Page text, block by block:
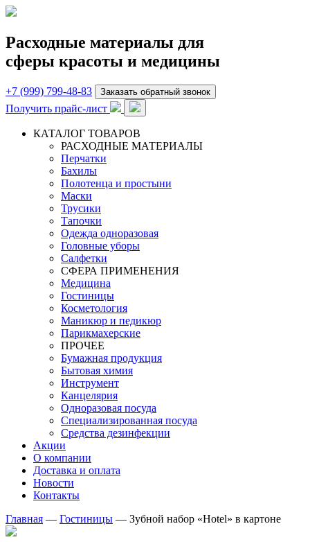
Расходные материалы для
сферы красоты и медицины
+7 (999) 799-48-83 Заказать обратный звонок
Получить прайс-лист
КАТАЛОГ ТОВАРОВ
РАСХОДНЫЕ МАТЕРИАЛЫ
Перчатки
Бахилы
Полотенца и простыни
Маски
Трусики
Тапочки
Одежда одноразовая
Головные уборы
Салфетки
СФЕРА ПРИМЕНЕНИЯ
Медицина
Гостиницы
Косметология
Маникюр и педикюр
Парикмахерские
ПРОЧЕЕ
Бумажная продукция
Бытовая химия
Инструмент
Канцелярия
Одноразовая посуда
Специализированная посуда
Средства дезинфекции
Акции
О компании
Доставка и оплата
Новости
Контакты
Главная — Гостиницы — Зубной набор «Hotel» в картоне